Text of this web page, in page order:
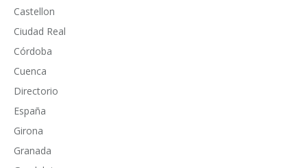
Castellon
Ciudad Real
Córdoba
Cuenca
Directorio
España
Girona
Granada